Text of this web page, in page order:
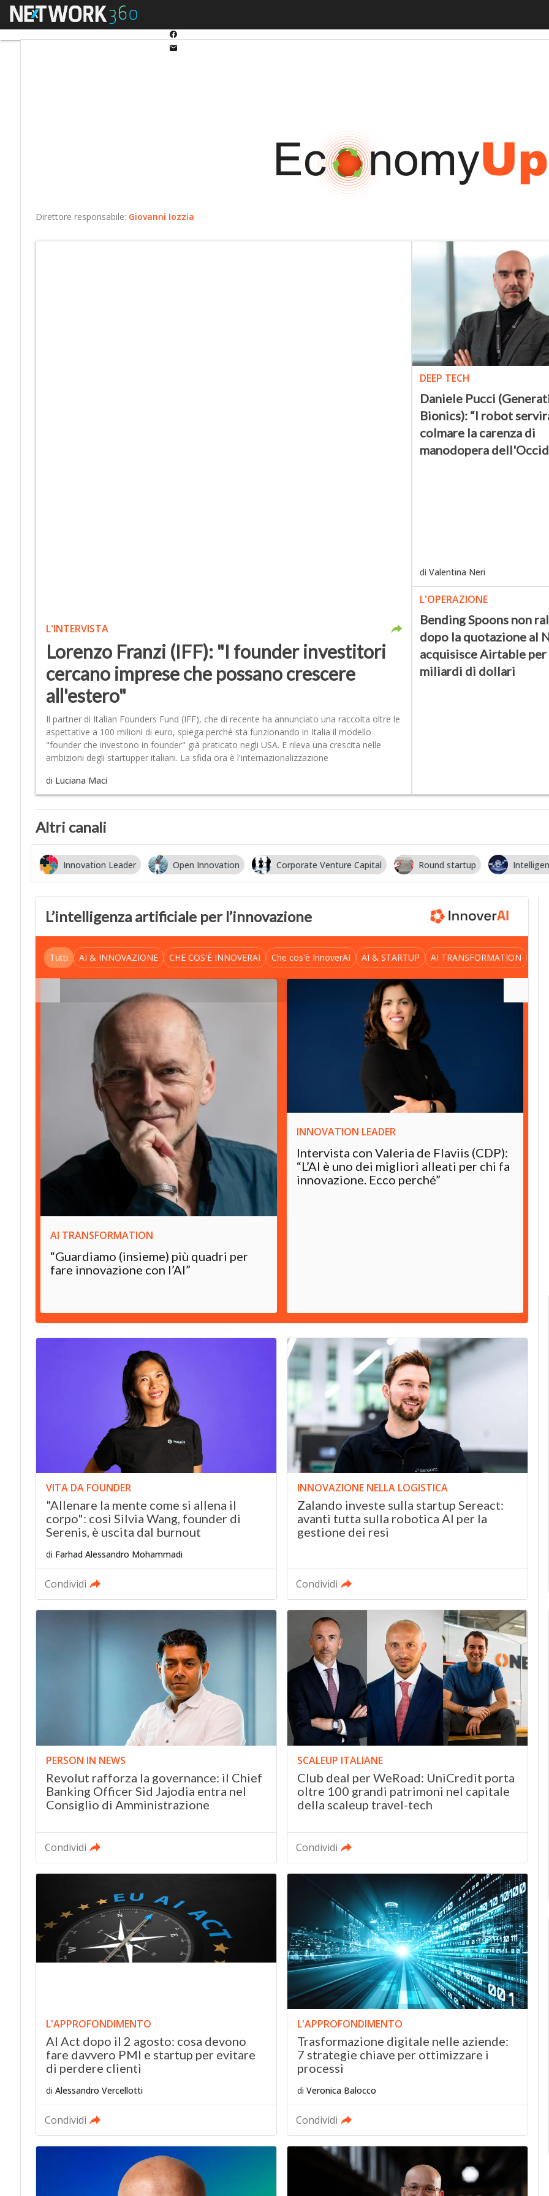
Menu
Facebook
Direttore responsabile: Giovanni Iozzia
L'INTERVISTA
Lorenzo Franzi (IFF): "I founder investitori
cercano imprese che possano crescere
all'estero"
Il partner di Italian Founders Fund (IFF), che di recente ha annunciato una raccolta oltre le
aspettative a 100 milioni di euro, spiega perché sta funzionando in Italia il modello
"founder che investono in founder" già praticato negli USA. E rileva una crescita nelle
ambizioni degli startupper italiani. La sfida ora è l'internazionalizzazione
di Luciana Maci
DEEP TECH
Daniele Pucci
Bionics): “I robot
colmare la carenza di
manodopera
di Valentina Neri
L'OPERAZIONE
Bending Spoons non
dopo la quotazione al
acquisisce Airtable per
miliardi di dollari
Altri canali
Innovation Leader Open Innovation Corporate Venture Capital Round startup
L’intelligenza artificiale per l’innovazione
Tutti AI & INNOVAZIONE CHE COS'È INNOVERAI Che cos'è InnoverAI AI & STARTUP AI TRANSFORMATION
AI TRANSFORMATION
“Guardiamo (insieme) più quadri per
fare innovazione con l’AI”
INNOVATION LEADER
Intervista con Valeria de Flaviis (CDP):
“L’AI è uno dei migliori alleati per chi fa
innovazione. Ecco perché”
VITA DA FOUNDER
"Allenare la mente come si allena il
corpo": così Silvia Wang, founder di
Serenis, è uscita dal burnout
di Farhad Alessandro Mohammadi
Condividi
INNOVAZIONE NELLA LOGISTICA
Zalando investe sulla startup Sereact:
avanti tutta sulla robotica AI per la
gestione dei resi
Condividi
PERSON IN NEWS
Revolut rafforza la governance: il Chief
Banking Officer Sid Jajodia entra nel
Consiglio di Amministrazione
Condividi
SCALEUP ITALIANE
Club deal per WeRoad: UniCredit porta
oltre 100 grandi patrimoni nel capitale
della scaleup travel-tech
Condividi
L'APPROFONDIMENTO
AI Act dopo il 2 agosto: cosa devono
fare davvero PMI e startup per evitare
di perdere clienti
di Alessandro Vercellotti
Condividi
L'APPROFONDIMENTO
Trasformazione digitale nelle aziende:
7 strategie chiave per ottimizzare i
processi
di Veronica Balocco
Condividi